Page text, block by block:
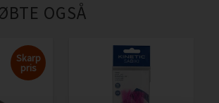
OGSÅ
Skarp
pris